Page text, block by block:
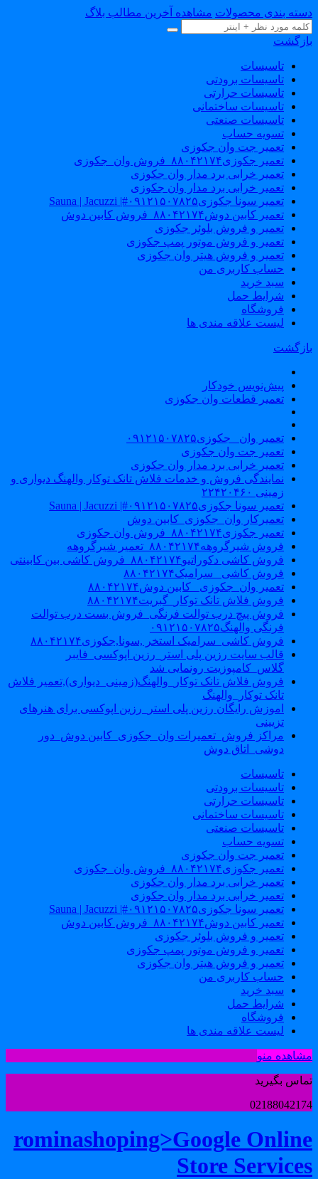
بندی محصولات مشاهده آخرین مطالب بلاگ
تاسیسات
تاسیسات برودتی
تاسیسات حرارتی
تاسیسات ساختمانی
تاسیسات صنعتی
تسویه حساب
تعمیر جت وان جکوزی
تعمیر جکوزی۸۸۰۴۲۱۷۴_فروش وان_جکوزی
تعمیر خرابی برد مدار وان جکوزی
تعمیر خرابی برد مدار وان جکوزی
تعمیر سونا جکوزی۰۹۱۲۱۵۰۷۸۲۵#| Sauna | Jacuzzi
تعمیر کابین دوش۸۸۰۴۲۱۷۴_فروش کابین دوش
تعمیر و فروش بلوئر جکوزی
تعمیر و فروش موتور پمپ جکوزی
تعمیر و فروش هیتر وان جکوزی
حساب کاربری من
سبد خرید
شرایط حمل
فروشگاه
لیست علاقه مندی ها
پیش‌نویس خودکار
تعمیر قطعات وان جکوزی
تعمیر وان _جکوزی۰۹۱۲۱۵۰۷۸۲۵
تعمیر جت وان جکوزی
تعمیر خرابی برد مدار وان جکوزی
نمایندگی فروش و خدمات فلاش تانک توکار والهنگ دیواری و
زمینی ۲۲۴۲۰۴۶۰
تعمیر سونا جکوزی۰۹۱۲۱۵۰۷۸۲۵#| Sauna | Jacuzzi
تعمیرکار وان_جکوزی_کابین دوش
تعمیر جکوزی۸۸۰۴۲۱۷۴_فروش وان جکوزی
فروش شیرگروهه۸۸۰۴۲۱۷۴_تعمیر شیرگروهه
فروش کاشی دکوراتیو۸۸۰۴۲۱۷۴_فروش کاشی بین کابینتی
فروش کاشی _سرامیک۸۸۰۴۲۱۷۴
تعمیر وان_جکوزی_ کابین دوش۸۸۰۴۲۱۷۴
فروش فلاش تانک توکار_گبریت۸۸۰۴۲۱۷۴
فروش پیچ درب توالت فرنگی_فروش بست درب توالت
فرنگی والهنگ۰۹۱۲۱۵۰۷۸۲۵
فروش کاشی_سرامیک استخر ,سونا,جکوزی۸۸۰۴۲۱۷۴
قالب سایت رزین پلی استر_رزین اپوکسی_فایبر
گلاس_کامپوزیت رونمایی شد
فروش فلاش تانک توکار_والهنگ(زمینی_دیواری),تعمیر فلاش
تانک توکار_والهنگ
اموزش رایگان رزین پلی استر_رزین اپوکسی برای هنرهای
تزیینی
مراکز فروش_تعمیرات وان_جکوزی_کابین دوش_دور
دوشی_اتاق دوش
تاسیسات
تاسیسات برودتی
تاسیسات حرارتی
تاسیسات ساختمانی
تاسیسات صنعتی
تسویه حساب
تعمیر جت وان جکوزی
تعمیر جکوزی۸۸۰۴۲۱۷۴_فروش وان_جکوزی
تعمیر خرابی برد مدار وان جکوزی
تعمیر خرابی برد مدار وان جکوزی
تعمیر سونا جکوزی۰۹۱۲۱۵۰۷۸۲۵#| Sauna | Jacuzzi
تعمیر کابین دوش۸۸۰۴۲۱۷۴_فروش کابین دوش
تعمیر و فروش بلوئر جکوزی
تعمیر و فروش موتور پمپ جکوزی
تعمیر و فروش هیتر وان جکوزی
حساب کاربری من
سبد خرید
شرایط حمل
فروشگاه
لیست علاقه مندی ها
منو
بگیرید
rominashoping>Google
Store